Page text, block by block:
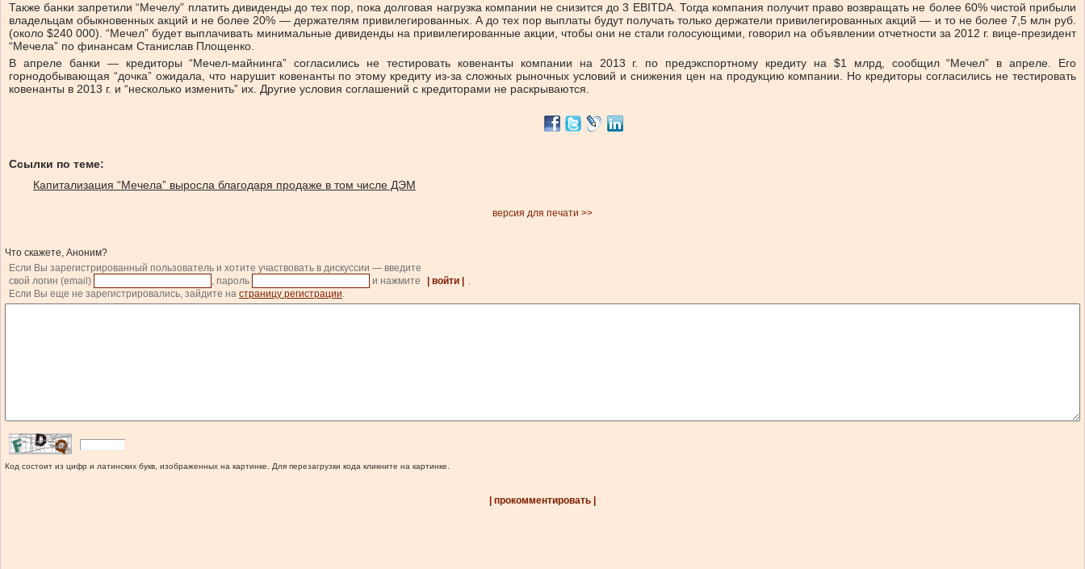
Также банки запретили “Мечелу” платить дивиденды до тех пор, пока долговая нагрузка компании не снизится до 3 EBITDA. Тогда компания получит право возвращать не более 60% чистой прибыли
владельцам обыкновенных акций и не более 20% — держателям привилегированных. А до тех пор выплаты будут получать только держатели привилегированных акций — и то не более 7,5 млн руб.
(около $240 000). “Мечел” будет выплачивать минимальные дивиденды на привилегированные акции, чтобы они не стали голосующими, говорил на объявлении отчетности за 2012 г. вице-президент
“Мечела” по финансам Станислав Площенко.
В апреле банки — кредиторы “Мечел-майнинга” согласились не тестировать ковенанты компании на 2013 г. по предэкспортному кредиту на $1 млрд, сообщил “Мечел” в апреле. Его
горнодобывающая “дочка” ожидала, что нарушит ковенанты по этому кредиту из-за сложных рыночных условий и снижения цен на продукцию компании. Но кредиторы согласились не тестировать
ковенанты в 2013 г. и “несколько изменить” их. Другие условия соглашений с кредиторами не раскрываются.
Ссылки по теме:
Капитализация “Мечела” выросла благодаря продаже в том числе ДЭМ
версия для печати >>
Что скажете, Аноним?
Если Вы зарегистрированный пользователь и хотите участвовать в дискуссии — введите
свой логин (email)
, пароль и нажмите | войти |
.
Если Вы еще не зарегистрировались, зайдите на страницу регистрации.
Код состоит из цифр и латинских букв, изображенных на картинке. Для перезагрузки кода кликните на картинке.
| прокомментировать |